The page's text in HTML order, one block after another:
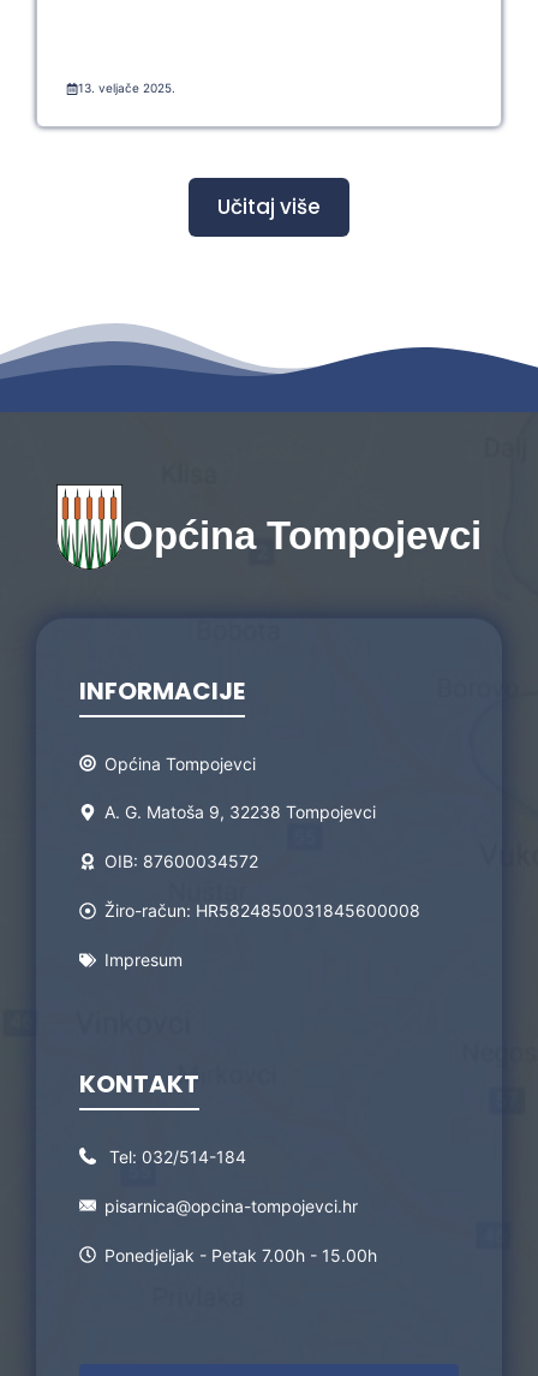
13. veljače 2025.
Učitaj više
Općina Tompojevci
INFORMACIJE
Općina Tompojevci
A. G. Matoša 9, 32238 Tompojevci
OIB: 87600034572
Žiro-račun: HR5824850031845600008
Impresum
KONTAKT
Tel: 032/514-184
pisarnica@opcina-tompojevci.hr
Ponedjeljak - Petak 7.00h - 15.00h